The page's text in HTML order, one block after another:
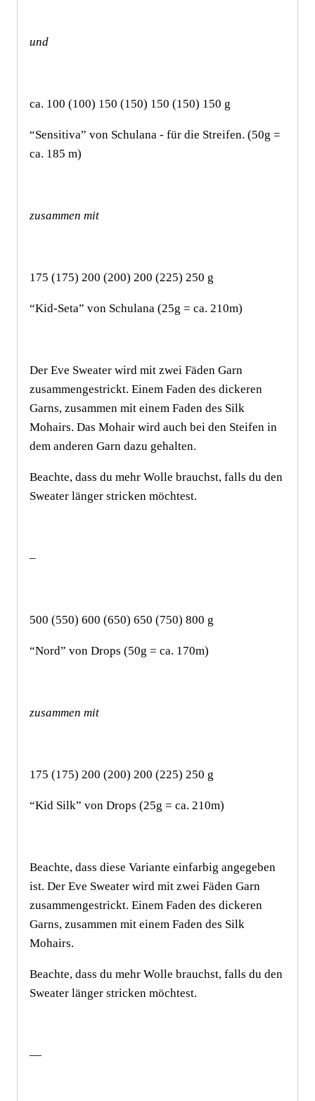
und
ca. 100 (100) 150 (150) 150 (150) 150 g
“Sensitiva” von Schulana - für die Streifen. (50g =
ca. 185 m)
zusammen mit
175 (175) 200 (200) 200 (225) 250 g
“Kid-Seta” von Schulana (25g = ca. 210m)
Der Eve Sweater wird mit zwei Fäden Garn
zusammengestrickt. Einem Faden des dickeren
Garns, zusammen mit einem Faden des Silk
Mohairs. Das Mohair wird auch bei den Steifen in
dem anderen Garn dazu gehalten.
Beachte, dass du mehr Wolle brauchst, falls du den
Sweater länger stricken möchtest.
–
500 (550) 600 (650) 650 (750) 800 g
“Nord” von Drops (50g = ca. 170m)
zusammen mit
175 (175) 200 (200) 200 (225) 250 g
“Kid Silk” von Drops (25g = ca. 210m)
Beachte, dass diese Variante einfarbig angegeben
ist. Der Eve Sweater wird mit zwei Fäden Garn
zusammengestrickt. Einem Faden des dickeren
Garns, zusammen mit einem Faden des Silk
Mohairs.
Beachte, dass du mehr Wolle brauchst, falls du den
Sweater länger stricken möchtest.
—